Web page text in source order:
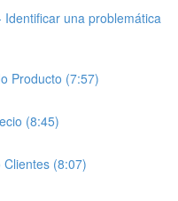
una problemática
Producto (7:57)
(8:45)
(8:07)